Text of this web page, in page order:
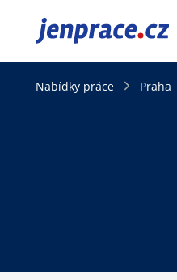
JenPráce.cz
Nabídky práce Praha